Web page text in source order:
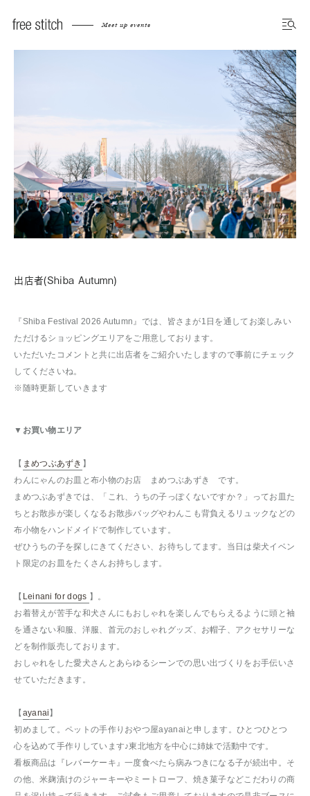
Meet up events
出店者(Shiba Autumn)
『Shiba Festival 2026 Autumn』では、皆さまが1日を通してお楽しみい
ただけるショッピングエリアをご用意しております。
いただいたコメントと共に出店者をご紹介いたしますので事前にチェック
してくださいね。
※随時更新していきます
▼お買い物エリア
【 まめつぶあずき 】
わんにゃんのお皿と布小物のお店 まめつぶあずき です。
まめつぶあずきでは、「これ、うちの子っぽくないですか？」ってお皿た
ちとお散歩が楽しくなるお散歩バッグやわんこも背負えるリュックなどの
布小物をハンドメイドで制作しています。
ぜひうちの子を探しにきてください、お待ちしてます。当日は柴犬イベン
ト限定のお皿をたくさんお持ちします。
【 Leinani for dogs 】。
お着替えが苦手な和犬さんにもおしゃれを楽しんでもらえるように頭と袖
を通さない和服、洋服、首元のおしゃれグッズ、お帽子、アクセサリーな
どを制作販売しております。
おしゃれをした愛犬さんとあらゆるシーンでの思い出づくりをお手伝いさ
せていただきます。
【ayanai】
初めまして。ペットの手作りおやつ屋ayanaiと申します。ひとつひとつ
心を込めて手作りしています♪東北地方を中心に姉妹で活動中です。
看板商品は『レバーケーキ』一度食べたら病みつきになる子が続出中。そ
の他、米麹漬けのジャーキーやミートローフ、焼き菓子などこだわりの商